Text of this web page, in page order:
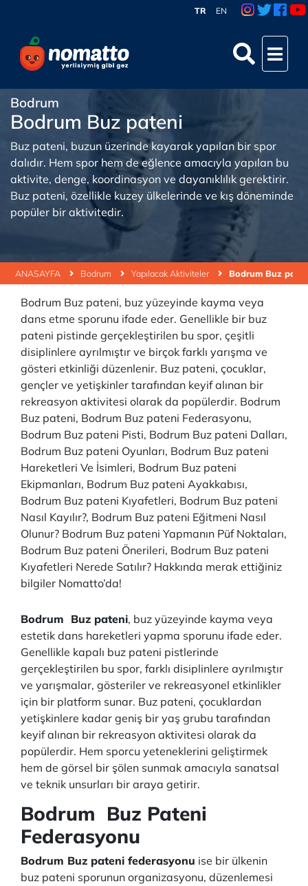
TR EN
ANASAYFA Bodrum Yapılacak Aktiviteler Bodrum Buz
Bodrum
Bodrum Buz pateni
Buz pateni, buzun üzerinde kayarak yapılan bir spor
dalıdır. Hem spor hem de eğlence amacıyla yapılan bu
aktivite, denge, koordinasyon ve dayanıklılık gerektirir.
Buz pateni, özellikle kuzey ülkelerinde ve kış döneminde
popüler bir aktivitedir.
Bodrum Buz pateni, buz yüzeyinde kayma veya
dans etme sporunu ifade eder. Genellikle bir buz
pateni pistinde gerçekleştirilen bu spor, çeşitli
disiplinlere ayrılmıştır ve birçok farklı yarışma ve
gösteri etkinliği düzenlenir. Buz pateni, çocuklar,
gençler ve yetişkinler tarafından keyif alınan bir
rekreasyon aktivitesi olarak da popülerdir. Bodrum
Buz pateni, Bodrum Buz pateni Federasyonu,
Bodrum Buz pateni Pisti, Bodrum Buz pateni Dalları,
Bodrum Buz pateni Oyunları, Bodrum Buz pateni
Hareketleri Ve İsimleri, Bodrum Buz pateni
Ekipmanları, Bodrum Buz pateni Ayakkabısı,
Bodrum Buz pateni Kıyafetleri, Bodrum Buz pateni
Nasıl Kayılır?, Bodrum Buz pateni Eğitmeni Nasıl
Olunur? Bodrum Buz pateni Yapmanın Püf Noktaları,
Bodrum Buz pateni Önerileri, Bodrum Buz pateni
Kıyafetleri Nerede Satılır? Hakkında merak ettiğiniz
bilgiler Nomatto’da!
Bodrum Buz pateni, buz yüzeyinde kayma veya
estetik dans hareketleri yapma sporunu ifade eder.
Genellikle kapalı buz pateni pistlerinde
gerçekleştirilen bu spor, farklı disiplinlere ayrılmıştır
ve yarışmalar, gösteriler ve rekreasyonel etkinlikler
için bir platform sunar. Buz pateni, çocuklardan
yetişkinlere kadar geniş bir yaş grubu tarafından
keyif alınan bir rekreasyon aktivitesi olarak da
popülerdir. Hem sporcu yeteneklerini geliştirmek
hem de görsel bir şölen sunmak amacıyla sanatsal
ve teknik unsurları bir araya getirir.
Bodrum Buz Pateni
Federasyonu
Bodrum Buz pateni federasyonu ise bir ülkenin
buz pateni sporunun organizasyonu, düzenlemesi